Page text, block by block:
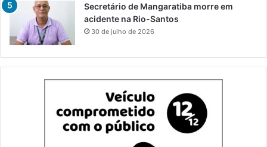
Secretário de Mangaratiba morre em
acidente na Rio-Santos
30 de julho de 2026